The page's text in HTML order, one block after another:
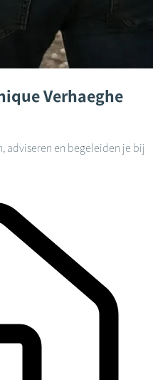
Verhaeghe
adviseren en begeleiden je bij